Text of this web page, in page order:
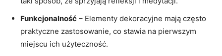
Funkcjonalność – Elementy dekoracyjne mają często
praktyczne zastosowanie, co stawia na pierwszym
miejscu ich użyteczność.